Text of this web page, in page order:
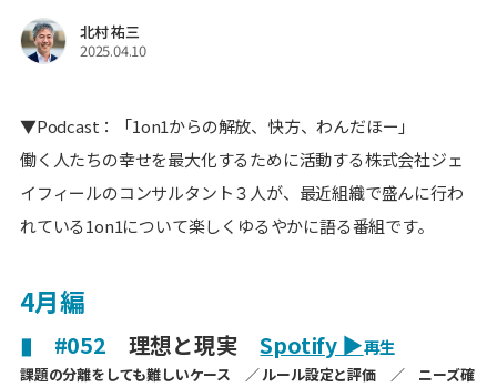
北村 祐三
2025.04.10
▼Podcast：「1on1からの解放、快方、わんだほー」
働く人たちの幸せを最大化するために活動する株式会社ジェ
イフィールのコンサルタント３人が、最近組織で盛んに行わ
れている1on1について楽しくゆるやかに語る番組です。
4月編
▮ #052 理想と現実Spotify ▶再生
課題の分離をしても難しいケース ／ ルール設定と評価 ／ ニーズ確